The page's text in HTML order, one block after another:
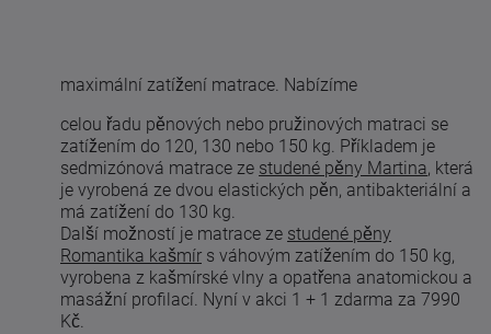
maximální zatížení matrace. Nabízíme
celou řadu pěnových nebo pružinových matraci se
zatížením do 120, 130 nebo 150 kg. Příkladem je
sedmizónová matrace ze studené pěny Martina, která
je vyrobená ze dvou elastických pěn, antibakteriální a
má zatížení do 130 kg.
Další možností je matrace ze studené pěny
Romantika kašmír s váhovým zatížením do 150 kg,
vyrobena z kašmírské vlny a opatřena anatomickou a
masážní profilací. Nyní v akci 1 + 1 zdarma za 7990
Kč.